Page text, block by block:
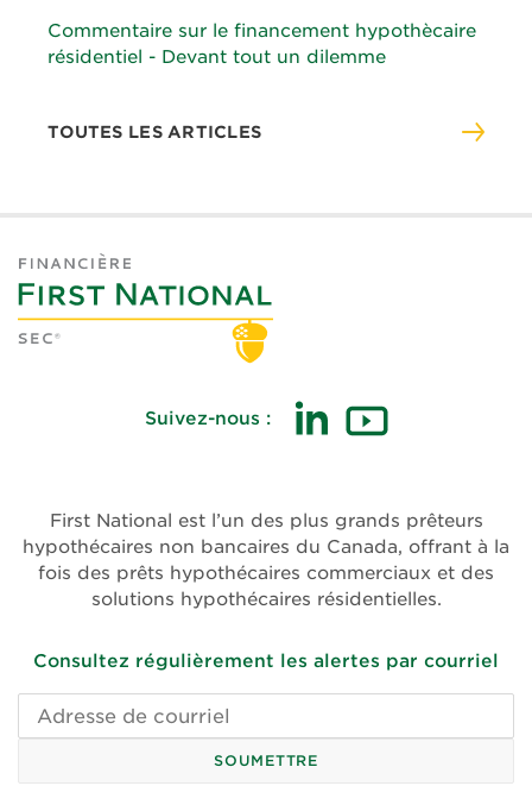
Commentaire sur le financement hypothècaire
résidentiel - Devant tout un dilemme
TOUTES LES ARTICLES
Suivez-nous :
nouvelle
fenêtre)
nouvelle
fenêtre)
First National est l’un des plus grands prêteurs
hypothécaires non bancaires du Canada, offrant à la
fois des prêts hypothécaires commerciaux et des
solutions hypothécaires résidentielles.
Consultez régulièrement les alertes par courriel
Adresse
de
SOUMETTRE